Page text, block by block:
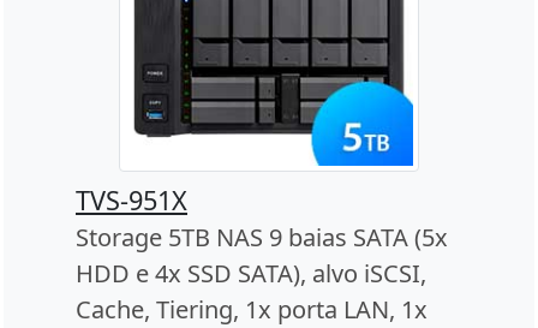
TVS-951X
Storage 5TB NAS 9 baias SATA (5x
HDD e 4x SSD SATA), alvo iSCSI,
Cache, Tiering, 1x porta LAN, 1x